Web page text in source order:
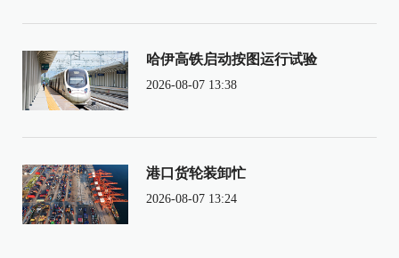
哈伊高铁启动按图运行试验
2026-08-07 13:38
港口货轮装卸忙
2026-08-07 13:24